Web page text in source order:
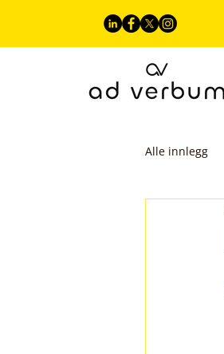
Alle innlegg